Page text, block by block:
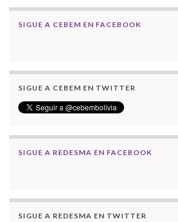
SIGUE A CEBEM EN FACEBOOK
SIGUE A CEBEM EN TWITTER
SIGUE A REDESMA EN FACEBOOK
SIGUE A REDESMA EN TWITTER